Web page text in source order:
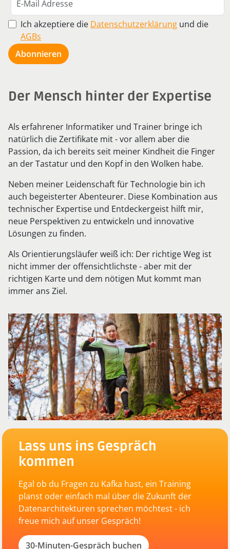
Ich akzeptiere die Datenschutzerklärung und die
AGBs
Abonnieren
Der Mensch hinter der Expertise
Als erfahrener Informatiker und Trainer bringe ich
natürlich die Zertifikate mit - vor allem aber die
Passion, da ich bereits seit meiner Kindheit die Finger
an der Tastatur und den Kopf in den Wolken habe.
Neben meiner Leidenschaft für Technologie bin ich
auch begeisterter Abenteurer. Diese Kombination aus
technischer Expertise und Entdeckergeist hilft mir,
neue Perspektiven zu entwickeln und innovative
Lösungen zu finden.
Als Orientierungsläufer weiß ich: Der richtige Weg ist
nicht immer der offensichtlichste - aber mit der
richtigen Karte und dem nötigen Mut kommt man
immer ans Ziel.
Lass uns ins Gespräch
kommen
Egal ob du Fragen zu Kafka hast, ein Training
planst oder einfach mal über die Zukunft der
Datenarchitekturen sprechen möchtest - ich
freue mich auf unser Gespräch!
30-Minuten-Gespräch buchen